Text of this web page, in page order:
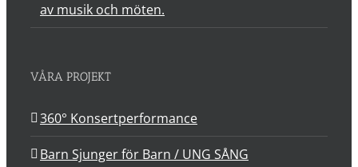
av musik och möten.
VÅRA PROJEKT
360° Konsertperformance
Barn Sjunger för Barn / UNG SÅNG